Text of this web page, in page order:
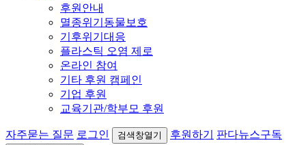
후원안내
멸종위기동물보호
기후위기대응
플라스틱 오염 제로
온라인 참여
기타 후원 캠페인
기업 후원
교육기관/학부모 후원
자주묻는 질문 로그인 검색창열기 후원하기 판다뉴스구독